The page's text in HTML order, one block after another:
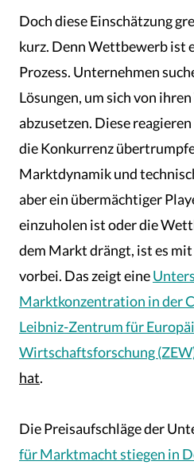
Doch diese Einschätzung
kurz. Denn Wettbewerb ist
Prozess. Unternehmen
Lösungen, um sich von
abzusetzen. Diese
die Konkurrenz
Marktdynamik und
aber ein übermächtiger
einzuholen ist oder die
dem Markt drängt, ist es
vorbei. Das zeigt eine
Marktkonzentration in der
Leibniz-Zentrum für
Wirtschaftsforschung
hat.
Die Preisaufschläge der
für Marktmacht stiegen in